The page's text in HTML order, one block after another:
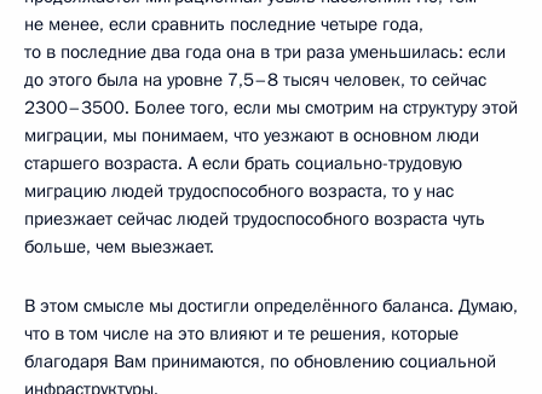
не менее, если сравнить последние четыре года,
то в последние два года она в три раза уменьшилась: если
до этого была на уровне 7,5–8 тысяч человек, то сейчас
2300–3500. Более того, если мы смотрим на структуру этой
миграции, мы понимаем, что уезжают в основном люди
старшего возраста. А если брать социально-трудовую
миграцию людей трудоспособного возраста, то у нас
приезжает сейчас людей трудоспособного возраста чуть
больше, чем выезжает.
В этом смысле мы достигли определённого баланса. Думаю,
что в том числе на это влияют и те решения, которые
благодаря Вам принимаются, по обновлению социальной